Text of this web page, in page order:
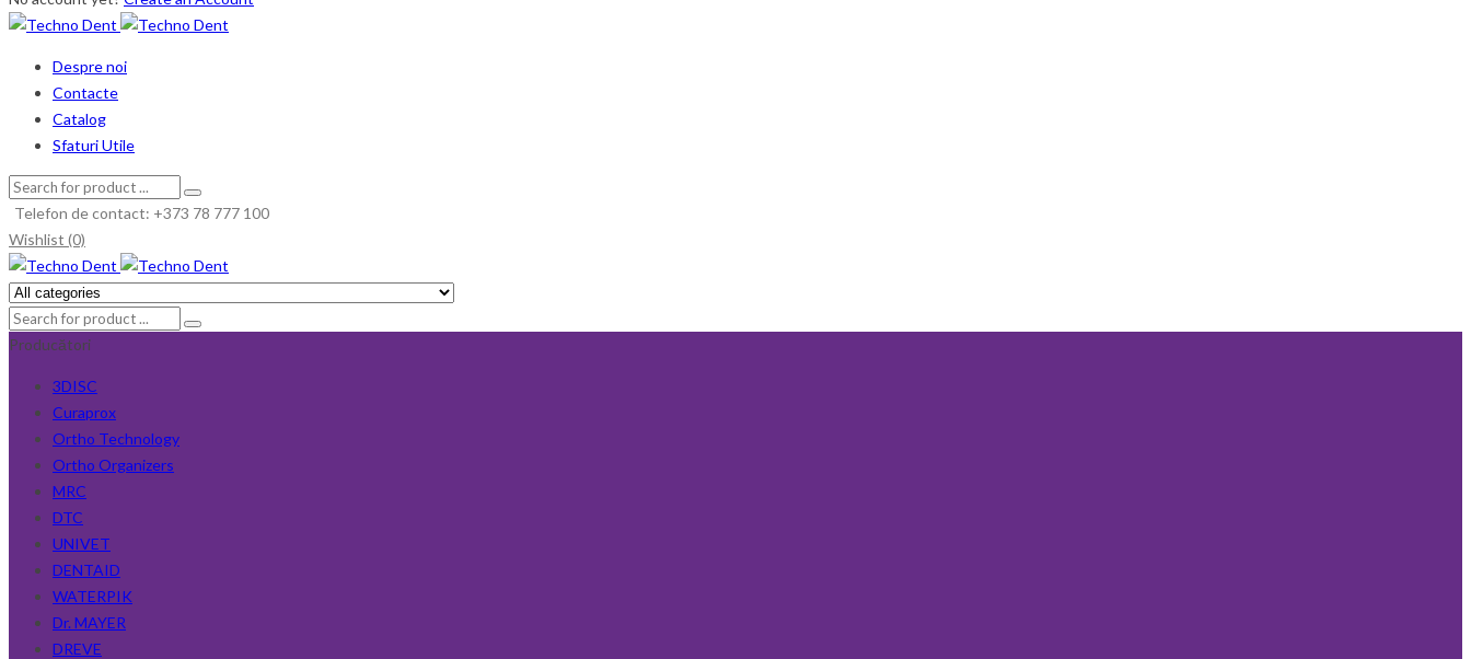
Despre noi
Contacte
Catalog
Sfaturi Utile
Telefon de contact: +373 78 777 100
Wishlist (0)
Producători
3DISC
Curaprox
Ortho Technology
Ortho Organizers
MRC
DTC
UNIVET
DENTAID
WATERPIK
Dr. MAYER
DREVE